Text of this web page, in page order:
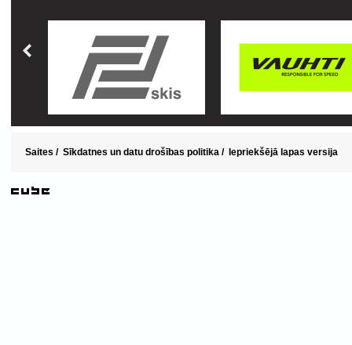
Saites / Sīkdatnes un datu drošības politika / Iepriekšējā lapas versija